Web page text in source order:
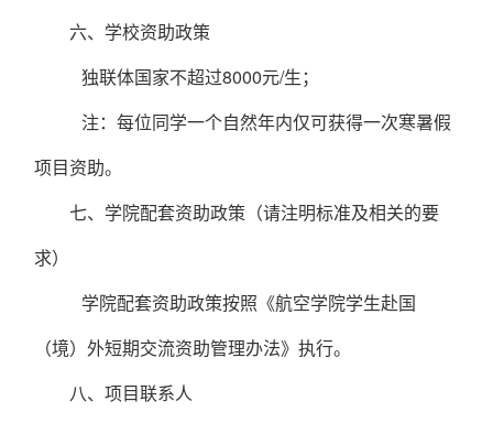
六、 学校资助政策
独联体国家不超过8000元/生；
注：每位同学一个自然年内仅可获得一次寒暑假
项目资助。
七、 学院配套资助政策（请注明标准及相关的要
求）
学院配套资助政策按照《航空学院学生赴国
（境）外短期交流资助管理办法》执行。
八、 项目联系人